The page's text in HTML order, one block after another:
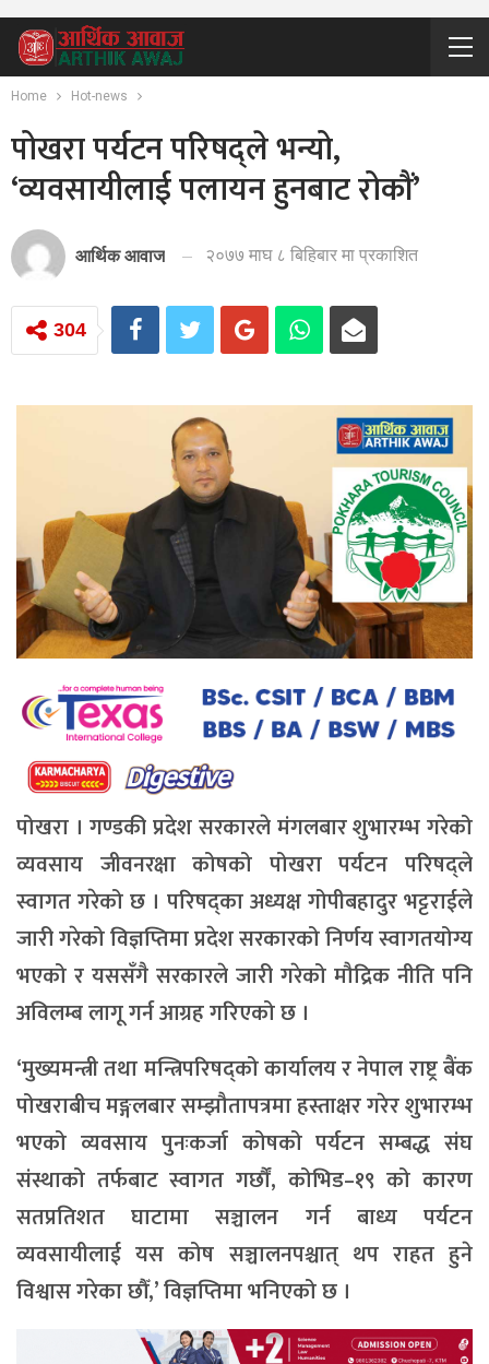
Home Hot-news
पोखरा पर्यटन परिषद्ले भन्यो,
‘व्यवसायीलाई पलायन हुनबाट रोकौं’
आर्थिक आवाज २०७७ माघ ८ बिहिबार मा प्रकाशित
304
पोखरा । गण्डकी प्रदेश सरकारले मंगलबार शुभारम्भ गरेको
व्यवसाय जीवनरक्षा कोषको पोखरा पर्यटन परिषद्ले
स्वागत गरेको छ । परिषद्का अध्यक्ष गोपीबहादुर भट्टराईले
जारी गरेको विज्ञप्तिमा प्रदेश सरकारको निर्णय स्वागतयोग्य
भएको र यससँगै सरकारले जारी गरेको मौद्रिक नीति पनि
अविलम्ब लागू गर्न आग्रह गरिएको छ ।
‘मुख्यमन्त्री तथा मन्त्रिपरिषद्को कार्यालय र नेपाल राष्ट्र बैंक
पोखराबीच मङ्गलबार सम्झौतापत्रमा हस्ताक्षर गरेर शुभारम्भ
भएको व्यवसाय पुनःकर्जा कोषको पर्यटन सम्बद्ध संघ
संस्थाको तर्फबाट स्वागत गर्छौं, कोभिड–१९ को कारण
सतप्रतिशत घाटामा सञ्चालन गर्न बाध्य पर्यटन
व्यवसायीलाई यस कोष सञ्चालनपश्चात् थप राहत हुने
विश्वास गरेका छौँ,’ विज्ञप्तिमा भनिएको छ ।